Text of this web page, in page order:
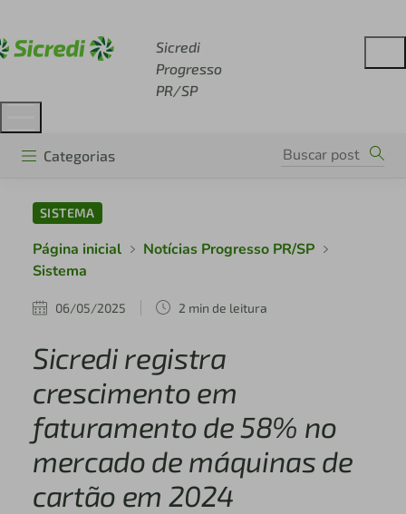
Sicredi
Progresso
PR/SP
Categorias
SISTEMA
Página inicial
Notícias Progresso PR/SP
Sistema
06/05/2025 2 min de leitura
Sicredi registra
crescimento em
faturamento de 58% no
mercado de máquinas de
cartão em 2024